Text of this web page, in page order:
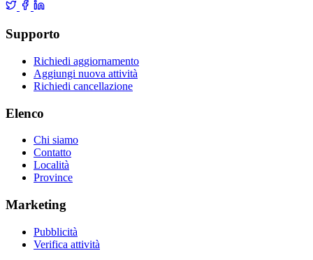
Supporto
Richiedi aggiornamento
Aggiungi nuova attività
Richiedi cancellazione
Elenco
Chi siamo
Contatto
Località
Province
Marketing
Pubblicità
Verifica attività